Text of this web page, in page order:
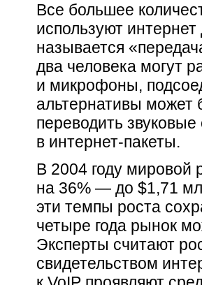
Все большее
используют
называется
два человека могут
и микрофоны,
альтернативы может
переводить
в интернет-пакеты.
В 2004 году мировой
на 36% — до $1,71
эти темпы роста
четыре года рынок
Эксперты считают
свидетельством